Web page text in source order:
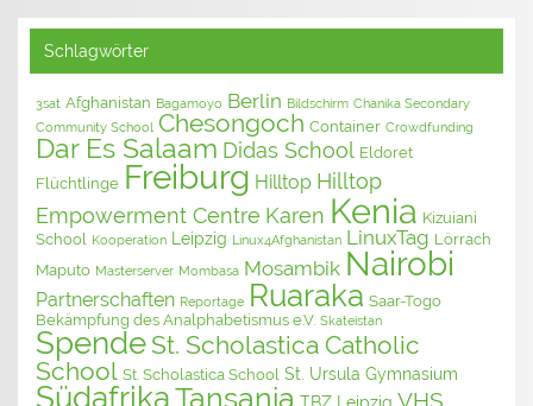
Schlagwörter
3sat Afghanistan Bagamoyo Berlin Bildschirm Chanika Secondary
Community School Chesongoch Container Crowdfunding
Dar Es Salaam Didas School Eldoret
Flüchtlinge Freiburg Hilltop Hilltop
Empowerment Centre Karen Kenia Kizuiani
School Kooperation Leipzig Linux4Afghanistan LinuxTag Lörrach
Maputo Masterserver Mombasa Mosambik Nairobi
Partnerschaften Reportage Ruaraka Saar-Togo
Bekämpfung des Analphabetismus e.V. Skateistan
Spende St. Scholastica Catholic
School St. Scholastica School St. Ursula Gymnasium
SüdafrikaTansania TBZ Leipzig VHS